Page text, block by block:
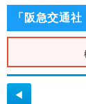
「阪急交通
◀